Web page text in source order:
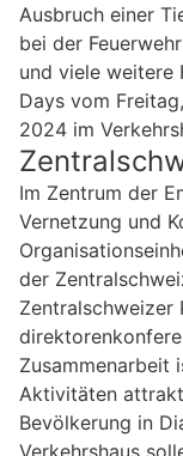
Ausbruch einer
bei der
und viele weitere
Days vom
2024 im
Im Zentrum der
Vernetzung und
der
Zusammenarbeit
Aktivitäten
Bevölkerung in